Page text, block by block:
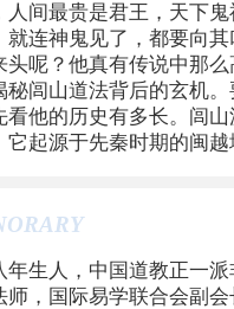
间最贵是君王，天下鬼
就连神鬼见了，都要向其
头呢？他真有传说中那
秘闾山道法背后的玄机。
看他的历史有多长。闾
它起源于先秦时期的闽越
年生人，中国道教正一派
师，国际易学联合会副会